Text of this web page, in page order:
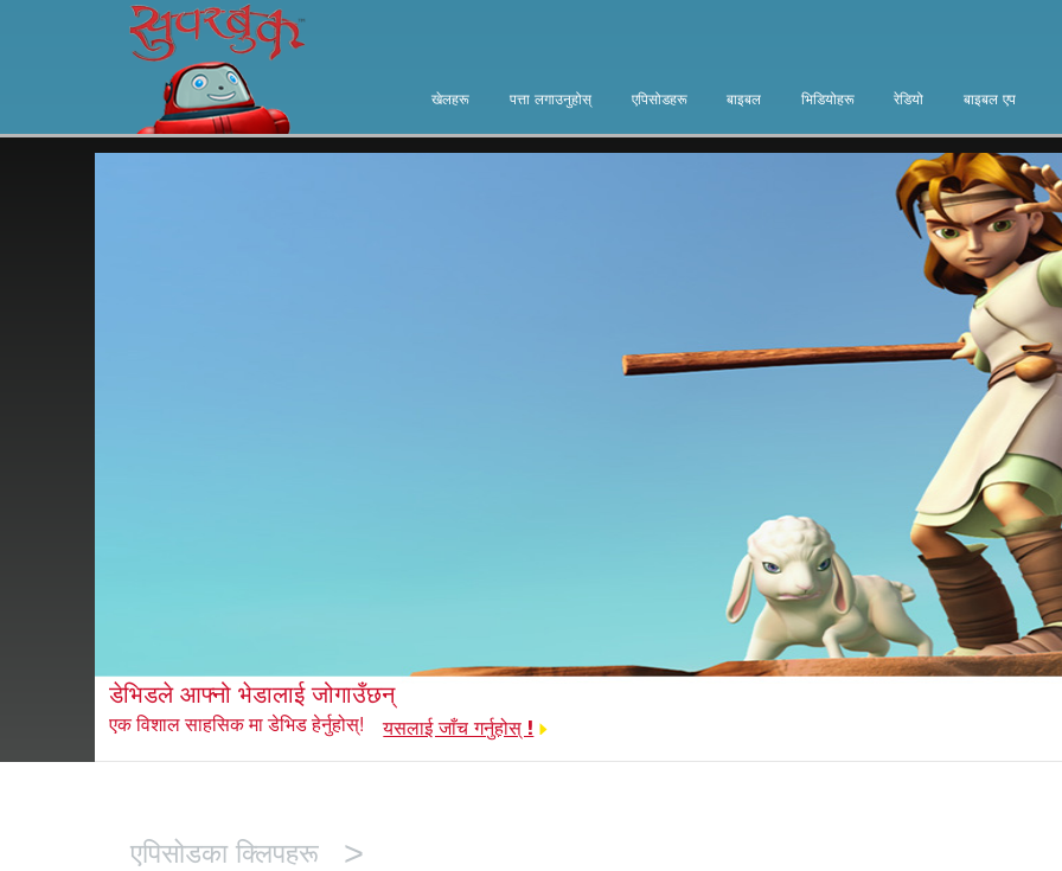
खेलहरू पत्ता लगाउनुहोस् एपिसोडहरू बाइबल भिडियोहरू रेडियो बाइबल एप
डेभिडले आफ्नो भेडालाई जोगाउँछन्
एक विशाल साहसिक मा डेभिड हेर्नुहोस्! यसलाई जाँच गर्नुहोस् !
एपिसोडका क्लिपहरू >